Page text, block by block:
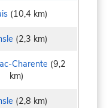
(10,4 km)
(2,3 km)
Charente (9,2
km)
(2,8 km)